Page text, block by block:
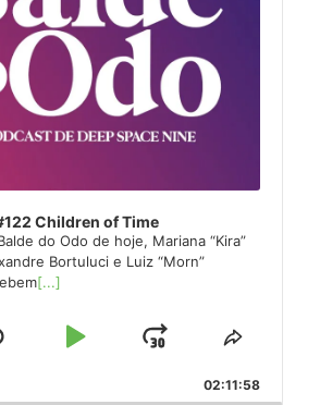
Children of Time
do Odo de hoje, Mariana “Kira”
Bortuluci e Luiz “Morn”
[...]
Play
Jump
Forward
Share
Episode
02:11:58